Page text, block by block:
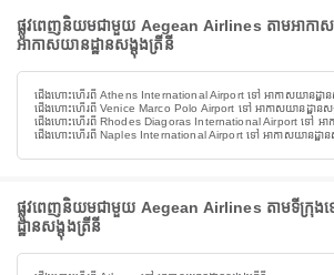
ផ្លូវពេញនិយមជាមួយ Aegean Airlines តាមអាកាស
អាកាសយានដ្ឋានសង្តុងត្រីនី
ជើងហោះហើរពី Athens International Airport ទៅ អាកាសយានដ្ឋាន
ជើងហោះហើរពី Venice Marco Polo Airport ទៅ អាកាសយានដ្ឋានស
ជើងហោះហើរពី Rhodes Diagoras International Airport ទៅ អាក
ជើងហោះហើរពី Naples International Airport ទៅ អាកាសយានដ្ឋាន
ផ្លូវពេញនិយមជាមួយ Aegean Airlines តាមទីក្រុង
ដ្ឋានសង្តុងត្រីនី